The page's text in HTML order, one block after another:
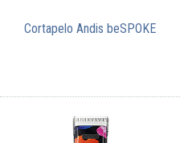
Cortapelo Andis beSPOKE